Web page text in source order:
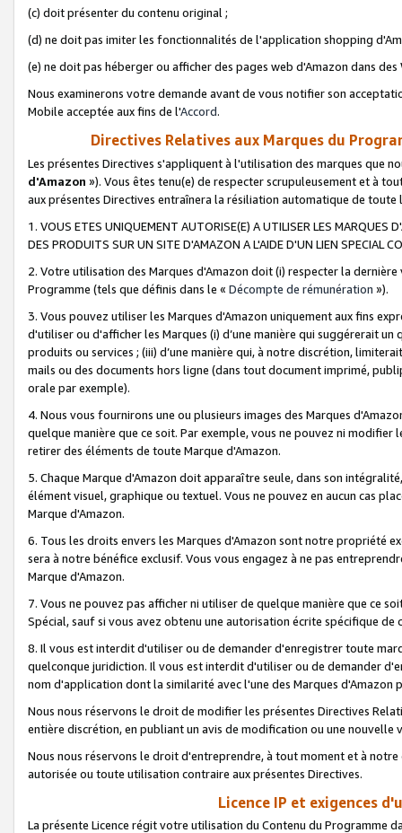
(c) doit présenter du contenu original ;
(d) ne doit pas imiter les fonctionnalités de l'application shopping
(e) ne doit pas héberger ou afficher des pages web d'Amazon dans
Nous examinerons votre demande avant de vous notifier son
Mobile acceptée aux fins de l'Accord.
Directives Relatives aux Marques du
Les présentes Directives s'appliquent à l'utilisation des marques que
d'Amazon »). Vous êtes tenu(e) de respecter scrupuleusement et à
aux présentes Directives entraînera la résiliation automatique de
1. VOUS ETES UNIQUEMENT AUTORISE(E) A UTILISER LES MARQUES
DES PRODUITS SUR UN SITE D'AMAZON A L'AIDE D'UN LIEN SPECIAL
2. Votre utilisation des Marques d'Amazon doit (i) respecter la
Programme (tels que définis dans le « Décompte de rémunération »).
3. Vous pouvez utiliser les Marques d'Amazon uniquement aux fins
d'utiliser ou d'afficher les Marques (i) d’une manière qui suggérerait
produits ou services ; (iii) d’une manière qui, à notre discrétion,
mails ou des documents hors ligne (dans tout document imprimé,
orale par exemple).
4. Nous vous fournirons une ou plusieurs images des Marques
quelque manière que ce soit. Par exemple, vous ne pouvez ni
retirer des éléments de toute Marque d'Amazon.
5. Chaque Marque d'Amazon doit apparaître seule, dans son
élément visuel, graphique ou textuel. Vous ne pouvez en aucun cas
Marque d'Amazon.
6. Tous les droits envers les Marques d'Amazon sont notre propriété
sera à notre bénéfice exclusif. Vous vous engagez à ne pas
Marque d'Amazon.
7. Vous ne pouvez pas afficher ni utiliser de quelque manière que ce
Spécial, sauf si vous avez obtenu une autorisation écrite spécifique de
8. Il vous est interdit d'utiliser ou de demander d'enregistrer toute
quelconque juridiction. Il vous est interdit d'utiliser ou de demander
nom d'application dont la similarité avec l'une des Marques
Nous nous réservons le droit de modifier les présentes Directives
entière discrétion, en publiant un avis de modification ou une nouvelle
Nous nous réservons le droit d'entreprendre, à tout moment et à
autorisée ou toute utilisation contraire aux présentes Directives.
Licence IP et exigences
La présente Licence régit votre utilisation du Contenu du Programme